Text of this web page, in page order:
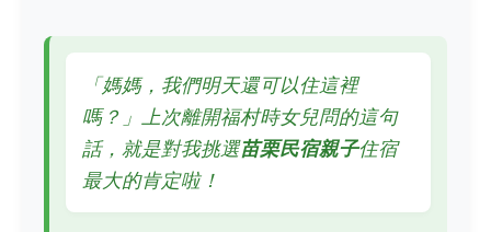
「媽媽，我們明天還可以住這裡
嗎？」上次離開福村時女兒問的這句
話，就是對我挑選苗栗民宿親子住宿
最大的肯定啦！